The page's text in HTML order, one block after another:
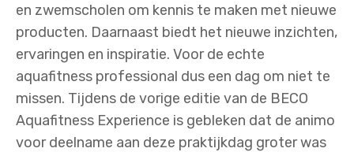
en zwemscholen om kennis te maken met nieuwe
producten. Daarnaast biedt het nieuwe inzichten,
ervaringen en inspiratie. Voor de echte
aquafitness professional dus een dag om niet te
missen. Tijdens de vorige editie van de BECO
Aquafitness Experience is gebleken dat de animo
voor deelname aan deze praktijkdag groter was